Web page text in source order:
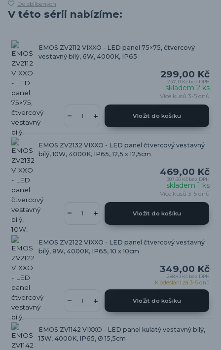
Do oblíbených
V této sérii nabízíme:
EMOS ZV2112 VIXXO - LED panel 75×75, čtvercový
vestavný bílý, 6W, 4000K, IP65
299,00 Kč
247,11 Kč bez DPH
skladem 2 ks
Více kusů 3-5 dnů
Vložit do košíku
EMOS ZV2132 VIXXO - LED panel čtvercový vestavný
bílý, 10W, 4000K, IP65, 12,5 x 12,5cm
469,00 Kč
387,60 Kč bez DPH
skladem 1 ks
Více kusů 3-5 dnů
Vložit do košíku
EMOS ZV2122 VIXXO - LED panel čtvercový vestavný
bílý, 8W, 4000K, IP65, 10 x 10cm
349,00 Kč
288,43 Kč bez DPH
K odeslání za 3-5 dnů
Vložit do košíku
EMOS ZV1142 VIXXO - LED panel kulatý vestavný bílý,
13W, 4000K, IP65, Ø 15,5cm